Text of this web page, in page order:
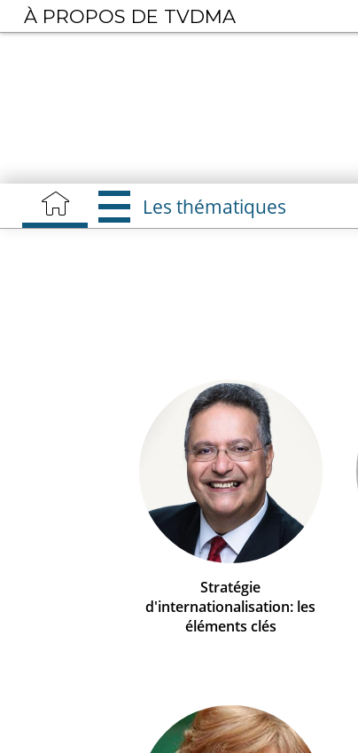
Aller
au
Les thématiques
Stratégie
d'internationalisation: les
éléments clés
À PROPOS DE TVDMA